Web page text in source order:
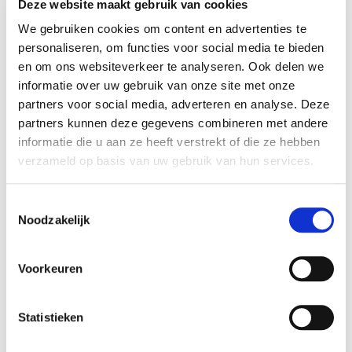
Deze website maakt gebruik van cookies
We gebruiken cookies om content en advertenties te
personaliseren, om functies voor social media te bieden
en om ons websiteverkeer te analyseren. Ook delen we
informatie over uw gebruik van onze site met onze
partners voor social media, adverteren en analyse. Deze
partners kunnen deze gegevens combineren met andere
informatie die u aan ze heeft verstrekt of die ze hebben
verzameld op basis van uw gebruik van hun services.
Noodzakelijk
Voorkeuren
Statistieken
goede hechting.
Verf dunne, effen laagjes totdat je een egaal en dekkend
resultaat ziet.
Wacht 10-15 min voordat je een nieuwe laag aanbrengt.
Laat je leren item 24 uur rusten voordat je het gebruikt.
Meng Angelus leerverf eventueel met andere Angelus kleuren.
Gebruik een finishervoor extra bescherming en een finish
Hoeveel Angelus leerverf heb ik
Voor een paar schoenen is een potje van 29,5 ml voldoende.
Voor een kleine 2-zits bank is 4 x 118 ml voldoende.